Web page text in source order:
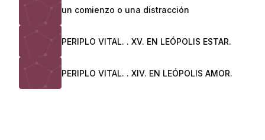
un comienzo o una distracción
PERIPLO VITAL. . XV. EN LEÓPOLIS ESTAR.
PERIPLO VITAL. . XIV. EN LEÓPOLIS AMOR.